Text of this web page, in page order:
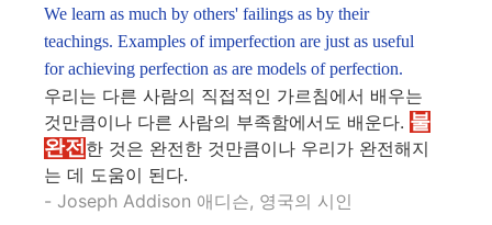
We learn as much by others' failings as by their
teachings. Examples of imperfection are just as useful
for achieving perfection as are models of perfection.
우리는 다른 사람의 직접적인 가르침에서 배우는
것만큼이나 다른 사람의 부족함에서도 배운다. 불
완전한 것은 완전한 것만큼이나 우리가 완전해지
는 데 도움이 된다.
- Joseph Addison 애디슨, 영국의 시인